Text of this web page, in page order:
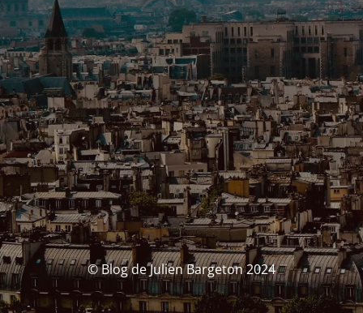
© Blog de Julien Bargeton 2024